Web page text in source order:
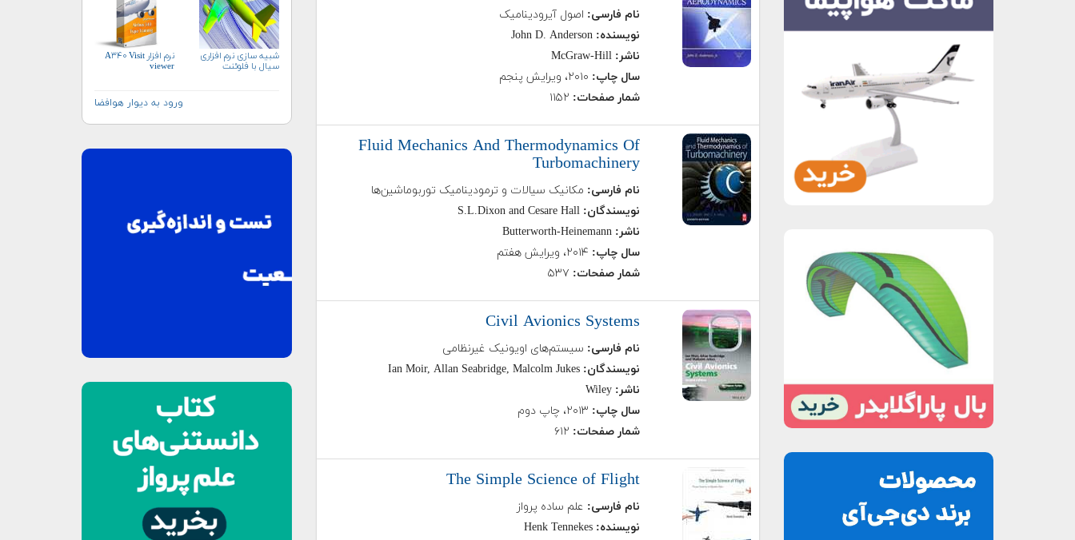
نام فارسی: اصول آیرودینامیک
نویسنده: John D. Anderson
ناشر:
سال چاپ:
شمار صفحات:
Fluid Mechanics And Thermodynamics Of
Turbomachinery
نام فارسی: مکانیک سیالات و ترمودینامیک توربوماشین‌ها
نویسندگان: S.L.Dixon and Cesare Hall
ناشر: Butterworth-Heinemann
سال چاپ: ۲۰۱۴، ویرایش هفتم
شمار صفحات: ۵۳۷
Civil Avionics Systems
نام فارسی: سیستم‌های اویونیک غیرنظامی
نویسندگان: Ian Moir, Allan Seabridge, Malcolm Jukes
ناشر: Wiley
سال چاپ: ۲۰۱۳، چاپ دوم
شمار صفحات: ۶۱۲
The Simple Science of Flight
نام فارسی: علم ساده پرواز
نویسنده: Henk Tennekes
شبیه سازی نرم افزاری
سیال با فلوئنت
نرم افزار A۳۴۰ Visit
viewer
ورود به دیوار هوافضا